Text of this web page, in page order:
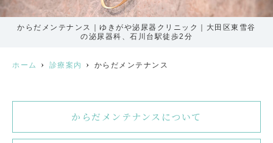
からだメンテナンス｜ゆきがや泌尿器クリニック｜大田区東雪谷
の泌尿器科、石川台駅徒歩2分
ホーム 診療案内 からだメンテナンス
からだメンテナンスについて